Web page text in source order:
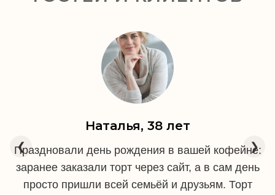
Наталья, 38 лет
Праздновали день рождения в вашей кофейне:
заранее заказали торт через сайт, а в сам день
просто пришли всей семьёй и друзьям. Торт
❮ ❯